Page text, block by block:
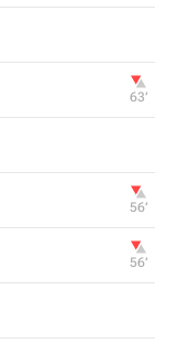
63‎’‎
56‎’‎
56‎’‎